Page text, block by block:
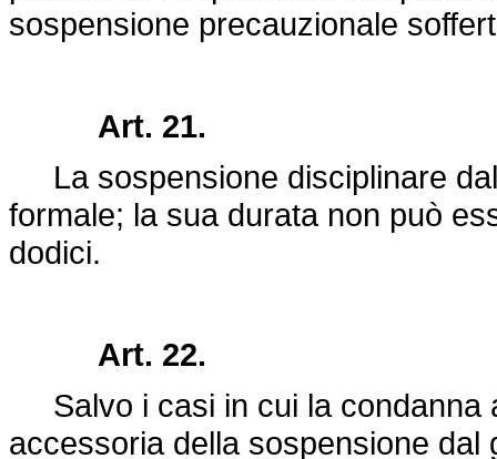
sospensione precauzionale
Art. 21.
La sospensione disciplinare
formale; la sua durata non può
dodici.
Art. 22.
Salvo i casi in cui la condanna
accessoria della sospensione dal